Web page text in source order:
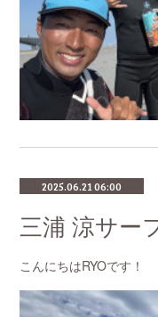
2025.06.21 06:00
こんにちはRYOです！